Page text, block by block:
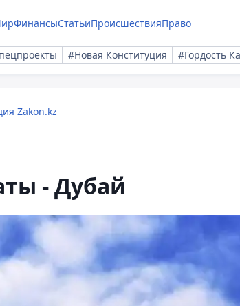
ФинансыСтатьиПроисшествияПраво
#Новая Конституция #Гордость
Zakon.kz
- Дубай